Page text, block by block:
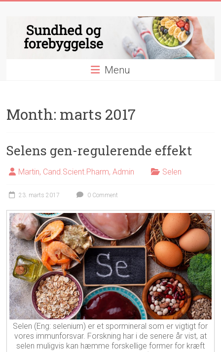
og
forebyggelse
videnskab
indenfor
og
forebyggelse
Menu
Month: marts 2017
Selens gen-regulerende effekt
Martin, Cand.Scient.Pharm, Admin Selen
23. marts 2017 0 Comment
Selen (Eng: selenium) er et spormineral som er vigtigt for
vores immunforsvar. Forskning har i de senere år vist, at
selen muligvis kan hæmme forskellige former for kræft